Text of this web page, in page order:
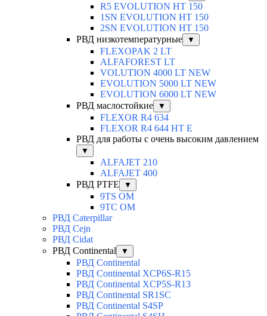
R5 EVOLUTION HT 150
1SN EVOLUTION HT 150
2SN EVOLUTION HT 150
РВД низкотемпературные
▼
FLEXOPAK 2 LT
ALFAFOREST LT
VOLUTION 4000 LT NEW
EVOLUTION 5000 LT NEW
EVOLUTION 6000 LT NEW
РВД маслостойкие
▼
FLEXOR R4 634
FLEXOR R4 644 HT E
РВД для работы с очень высоким давлением
▼
ALFAJET 210
ALFAJET 400
РВД PTFE
▼
9TS OM
9TC OM
РВД Caterpillar
РВД Cejn
РВД Cidat
РВД Continental
▼
РВД Continental
РВД Continental XCP6S-R15
РВД Continental XCP5S-R13
РВД Continental SR1SC
РВД Continental S4SP